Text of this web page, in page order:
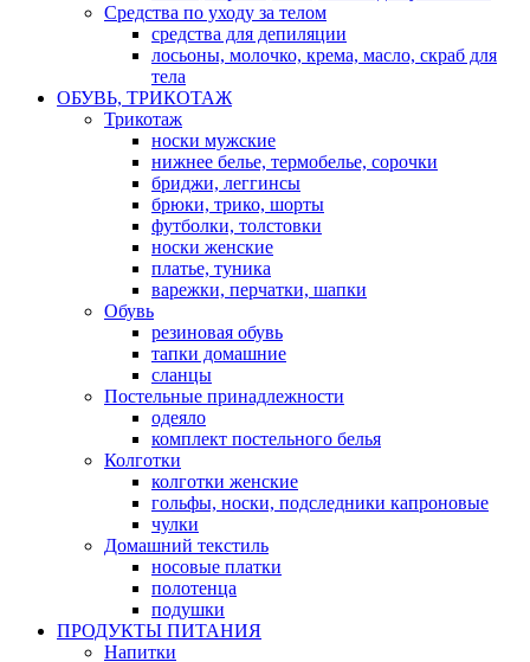
Средства по уходу за телом
средства для депиляции
лосьоны, молочко, крема, масло, скраб для
тела
ОБУВЬ, ТРИКОТАЖ
Трикотаж
носки мужские
нижнее белье, термобелье, сорочки
бриджи, леггинсы
брюки, трико, шорты
футболки, толстовки
носки женские
платье, туника
варежки, перчатки, шапки
Обувь
резиновая обувь
тапки домашние
сланцы
Постельные принадлежности
одеяло
комплект постельного белья
Колготки
колготки женские
гольфы, носки, подследники капроновые
чулки
Домашний текстиль
носовые платки
полотенца
подушки
ПРОДУКТЫ ПИТАНИЯ
Напитки